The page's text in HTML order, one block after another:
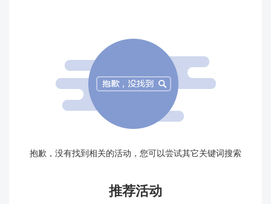
抱歉，没有找到相关的活动，您可以尝试其它关键词搜索
推荐活动